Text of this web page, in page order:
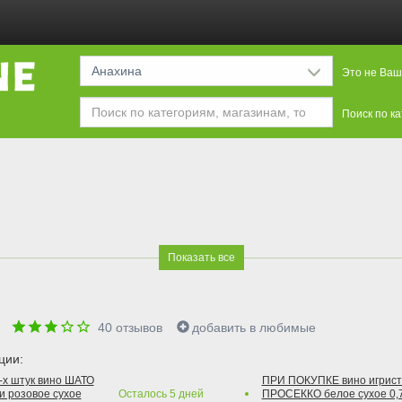
Анахина Это не Ваш
Поиск по
Показать все
40отзывов добавить в любимые
х штук вино ШАТО
сухое
Осталось 5 дней
ПРИ ПОКУПКЕ вино
ПРОСЕККО белое сухое